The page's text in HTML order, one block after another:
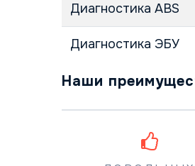
Диагностика ABS
Диагностика ЭБУ
Наши